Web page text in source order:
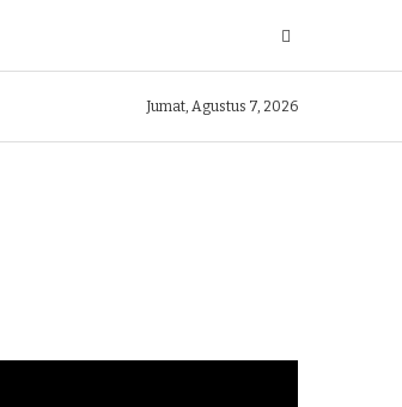
Jumat, Agustus 7, 2026